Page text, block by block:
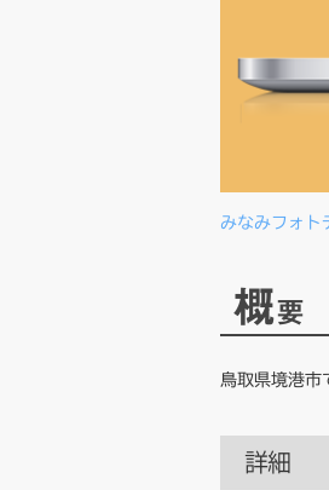
みなみフォト
概要
鳥取県境港市
詳細